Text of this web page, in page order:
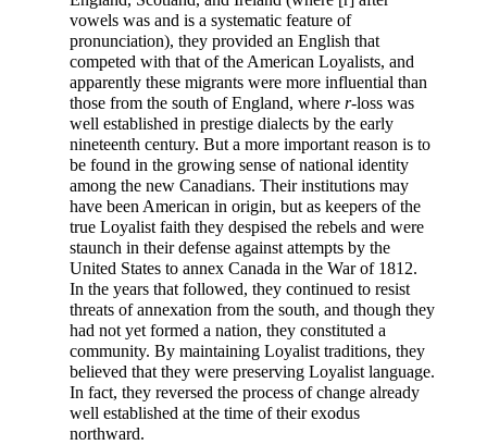
vowels was and is a systematic feature of
pronunciation), they provided an English that
competed with that of the American Loyalists, and
apparently these migrants were more influential than
those from the south of England, where r-loss was
well established in prestige dialects by the early
nineteenth century. But a more important reason is to
be found in the growing sense of national identity
among the new Canadians. Their institutions may
have been American in origin, but as keepers of the
true Loyalist faith they despised the rebels and were
staunch in their defense against attempts by the
United States to annex Canada in the War of 1812.
In the years that followed, they continued to resist
threats of annexation from the south, and though they
had not yet formed a nation, they constituted a
community. By maintaining Loyalist traditions, they
believed that they were preserving Loyalist language.
In fact, they reversed the process of change already
well established at the time of their exodus
northward.